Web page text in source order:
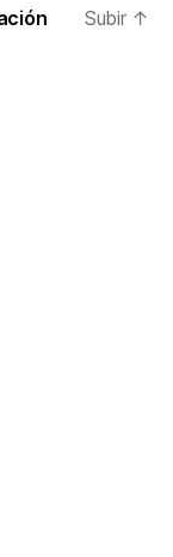
Subir ↑